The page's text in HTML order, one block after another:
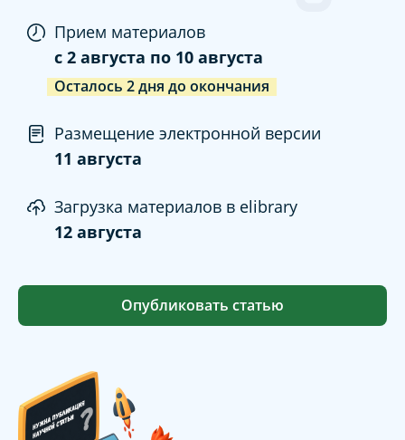
Прием материалов
c 2 августа по 10 августа
Осталось 2дня до окончания
Размещение электронной версии
11 августа
Загрузка материалов в elibrary
12 августа
Опубликовать статью